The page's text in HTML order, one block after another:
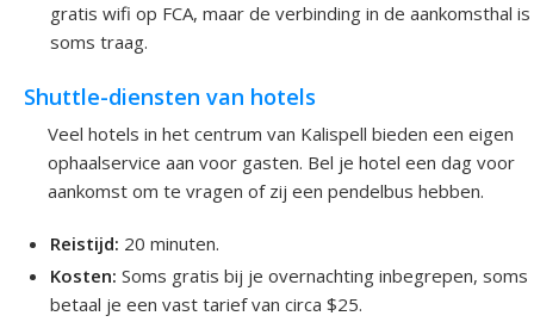
gratis wifi op FCA, maar de verbinding in de aankomsthal is
soms traag.
Shuttle-diensten van hotels
Veel hotels in het centrum van Kalispell bieden een eigen
ophaalservice aan voor gasten. Bel je hotel een dag voor
aankomst om te vragen of zij een pendelbus hebben.
Reistijd: 20 minuten.
Kosten: Soms gratis bij je overnachting inbegrepen, soms
betaal je een vast tarief van circa $25.